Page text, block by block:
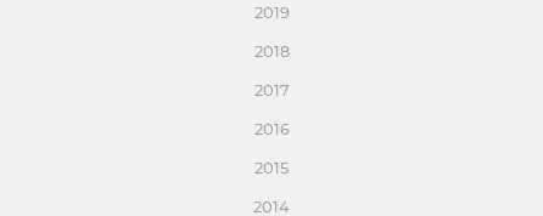
2019
2018
2017
2016
2015
2014